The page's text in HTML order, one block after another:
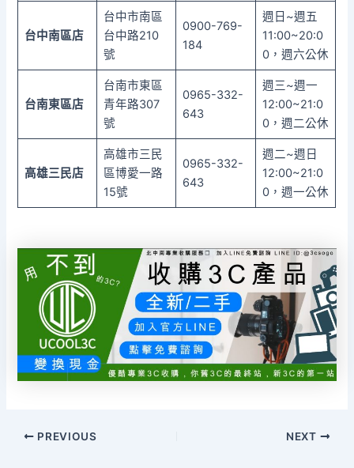
台中南區店
台中市南區
台中路210
號
0900-769-
184
週日~週五
11:00~20:0
0，週六公休
台南東區店
台南市東區
青年路307
號
0965-332-
643
週三~週一
12:00~21:0
0，週二公休
高雄三民店
高雄市三民
區博愛一路
15號
0965-332-
643
週二~週日
12:00~21:0
0，週一公休
PREVIOUS NEXT